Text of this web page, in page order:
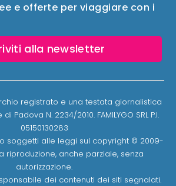
e offerte per viaggiare con i
alla newsletter
registrato e una testata giornalistica
Padova N. 2234/2010. FAMILYGO SRL P.I.
05150130283
soggetti alle leggi sul copyright © 2009-
riproduzione, anche parziale, senza
autorizzazione.
dei contenuti dei siti segnalati.